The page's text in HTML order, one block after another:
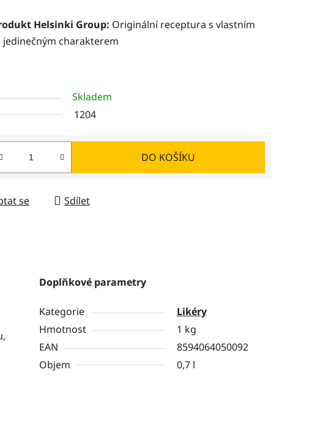
Helsinki Group: Originální receptura s vlastním
jedinečným charakterem
Skladem
1204
DO KOŠÍKU
se Sdílet
Doplňkové parametry
Kategorie
Likéry
Hmotnost
1 kg
EAN
8594064050092
Objem
0,7 l